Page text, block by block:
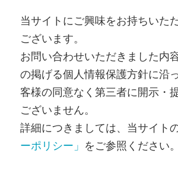
当サイトにご興味をお持ちいた
ございます。
お問い合わせいただきました内
の掲げる個人情報保護方針に沿
客様の同意なく第三者に開示・
ございません。
詳細につきましては、当サイト
ーポリシー」 をご参照ください。